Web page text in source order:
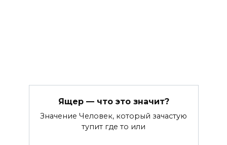
Ящер — что это значит?
Значение Человек, который зачастую
тупит где то или